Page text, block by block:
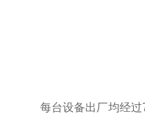
每台设备出厂均经过72